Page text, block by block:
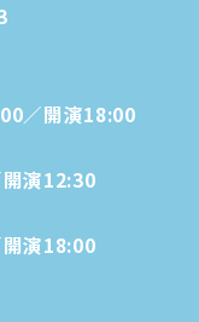
／開演18:00
演12:30
演18:00